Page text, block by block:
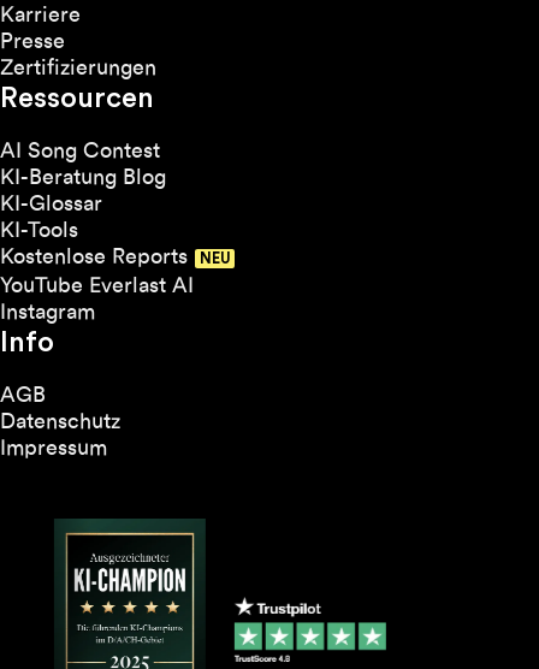
Karriere
Presse
Zertifizierungen
Ressourcen
AI Song Contest
KI-Beratung Blog
KI-Glossar
KI-Tools
Kostenlose Reports
YouTube Everlast AI
Instagram
Info
AGB
Datenschutz
Impressum